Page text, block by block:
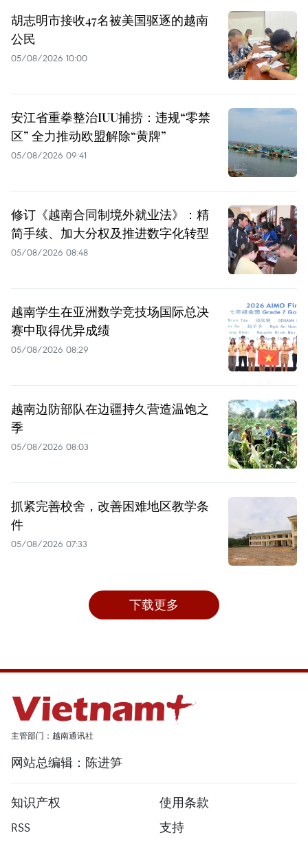
胡志明市接收47名被美国驱逐的越南
公民
05/08/2026 10:00
安江省重拳整治IUU捕捞：违规“零禁
区” 全力推动欧盟解除“黄牌”
05/08/2026 09:41
修订《越南合同制境外就业法》：精
简手续、加大分权及推进数字化转型
05/08/2026 08:48
越南学生在亚洲数学竞技场国际总决
赛中取得优异成绩
05/08/2026 08:29
越南边防部队在边疆持久营造温饱之
季
05/08/2026 08:03
抓紧完善校舍，改善困难地区教学条
件
05/08/2026 07:33
下载更多
主管部门：越南通讯社
网站总编辑：陈进笋
知识产权
使用条款
RSS
支持